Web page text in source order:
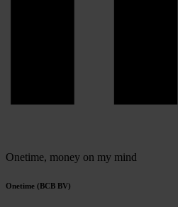
Onetime, money on my mind
Onetime (BCB BV)